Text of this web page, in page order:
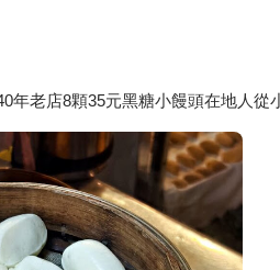
年老店8顆35元黑糖小饅頭在地人從